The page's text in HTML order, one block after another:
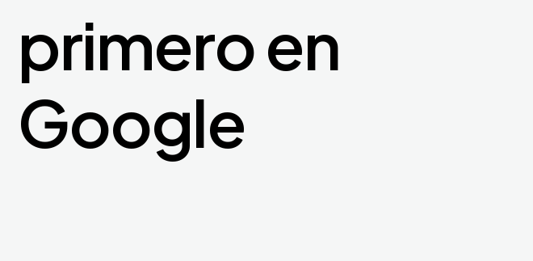
primero en
Google